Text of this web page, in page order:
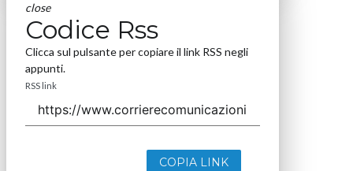
close
Codice Rss
Clicca sul pulsante per copiare il link RSS negli
appunti.
RSS link
COPIA LINK